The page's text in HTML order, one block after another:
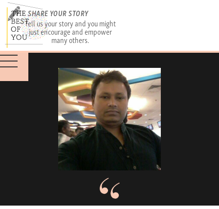
SHARE YOUR STORY
Tell us your story and you might
just encourage and empower
many others.